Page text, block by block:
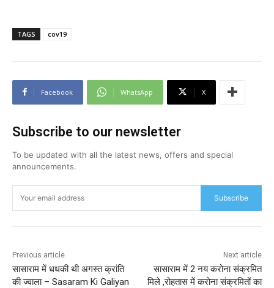
TAGS cov19
Facebook WhatsApp X
Subscribe to our newsletter
To be updated with all the latest news, offers and special
announcements.
Subscribe
Previous article
सासाराम में धधकी थी अगस्त क्रांति
की ज्वाला – Sasaram Ki Galiyan
Next article
सासाराम में 2 नय करोना संक्रमित
मिले ,रोहतास में करोना संक्रमितों का